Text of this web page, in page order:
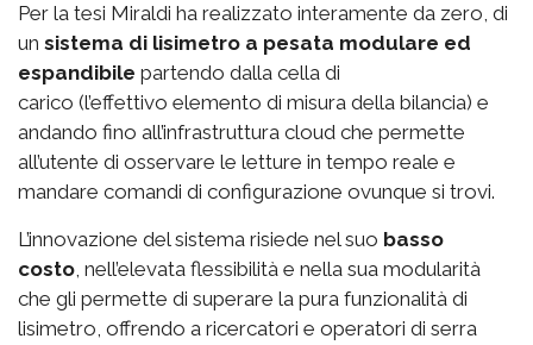
Per la tesi Miraldi ha realizzato interamente da zero, di
un sistema di lisimetro a pesata modulare ed
espandibile partendo dalla cella di
carico (l’effettivo elemento di misura della bilancia) e
andando fino all’infrastruttura cloud che permette
all’utente di osservare le letture in tempo reale e
mandare comandi di configurazione ovunque si trovi.
L’innovazione del sistema risiede nel suo basso
costo, nell’elevata flessibilità e nella sua modularità
che gli permette di superare la pura funzionalità di
lisimetro, offrendo a ricercatori e operatori di serra